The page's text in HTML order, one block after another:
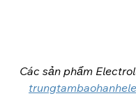
Các sản phẩm